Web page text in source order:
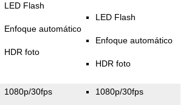
LED Flash
Enfoque automático
HDR foto
LED Flash
Enfoque automático
HDR foto
1080p/30fps 1080p/30fps